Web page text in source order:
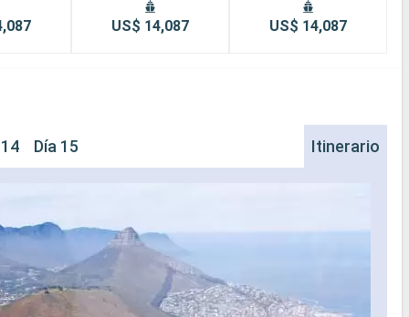
US$ 14,087 US$ 14,087
Día 15 Itinerario